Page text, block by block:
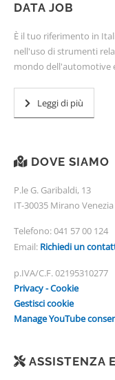
DATA JOB
È il tuo riferimento in
nell'uso di strumenti
mondo dell'automotive
Leggi di più
DOVE SIAMO
P.le G. Garibaldi, 13
IT-30035 Mirano Venezia
Telefono:041 57 00 124
Email: Richiedi un
p.IVA/C.F. 02195310277
Privacy - Cookie
Gestisci cookie
Manage YouTube
ASSISTENZA